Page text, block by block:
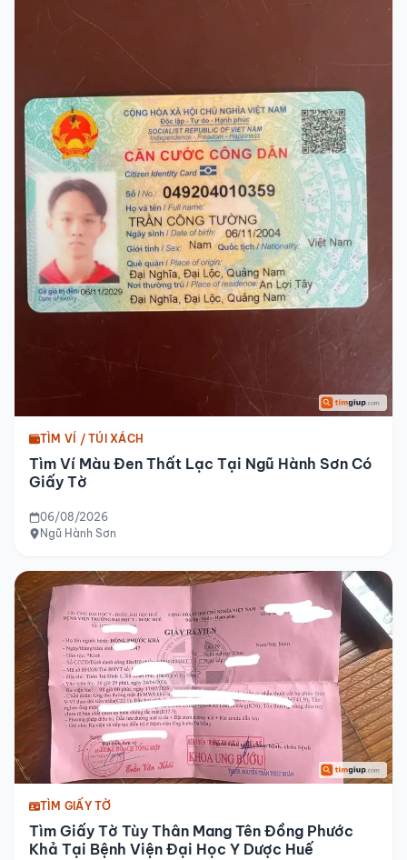
TÌM VÍ / TÚI XÁCH
Tìm Ví Màu Đen Thất Lạc Tại Ngũ Hành Sơn Có
Giấy Tờ
06/08/2026
Ngũ Hành Sơn
TÌM GIẤY TỜ
Tìm Giấy Tờ Tùy Thân Mang Tên Đồng Phước
Khả Tại Bệnh Viện Đại Học Y Dược Huế